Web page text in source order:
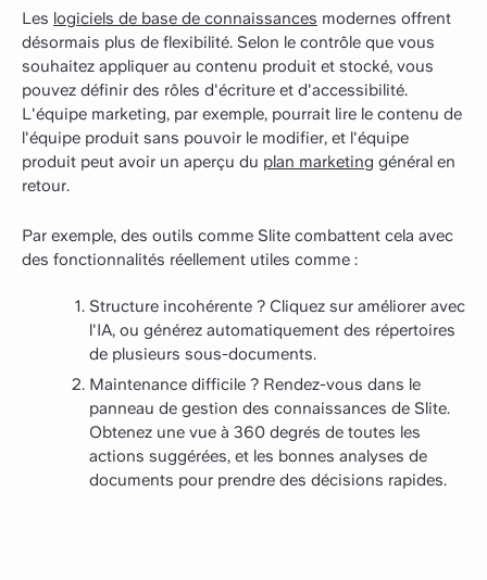
Les logiciels de base de connaissances modernes offrent
désormais plus de flexibilité. Selon le contrôle que vous
souhaitez appliquer au contenu produit et stocké, vous
pouvez définir des rôles d'écriture et d'accessibilité.
L'équipe marketing, par exemple, pourrait lire le contenu de
l'équipe produit sans pouvoir le modifier, et l'équipe
produit peut avoir un aperçu du plan marketing général en
retour.
Par exemple, des outils comme Slite combattent cela avec
des fonctionnalités réellement utiles comme :
Structure incohérente ? Cliquez sur améliorer avec
l'IA, ou générez automatiquement des répertoires
de plusieurs sous-documents.
Maintenance difficile ? Rendez-vous dans le
panneau de gestion des connaissances de Slite.
Obtenez une vue à 360 degrés de toutes les
actions suggérées, et les bonnes analyses de
documents pour prendre des décisions rapides.